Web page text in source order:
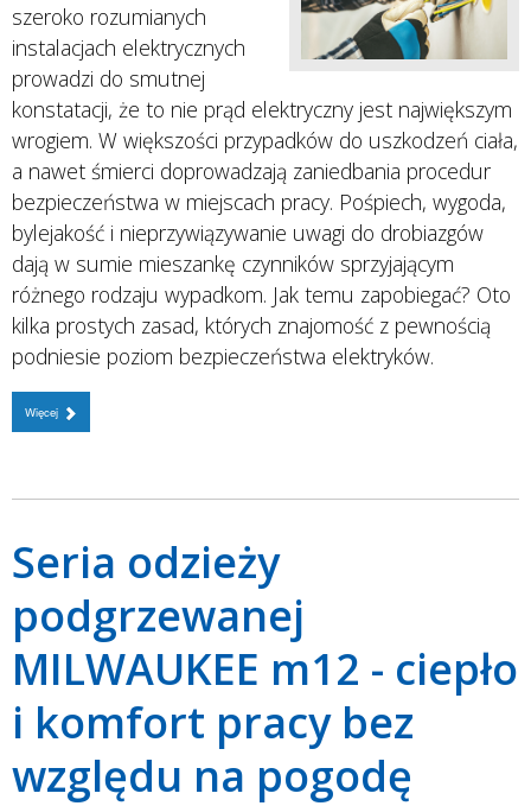
szeroko rozumianych
instalacjach elektrycznych
prowadzi do smutnej
konstatacji, że to nie prąd elektryczny jest największym
wrogiem. W większości przypadków do uszkodzeń ciała,
a nawet śmierci doprowadzają zaniedbania procedur
bezpieczeństwa w miejscach pracy. Pośpiech, wygoda,
bylejakość i nieprzywiązywanie uwagi do drobiazgów
dają w sumie mieszankę czynników sprzyjającym
różnego rodzaju wypadkom. Jak temu zapobiegać? Oto
kilka prostych zasad, których znajomość z pewnością
podniesie poziom bezpieczeństwa elektryków.
Więcej
Seria odzieży
podgrzewanej
MILWAUKEE m12 - ciepło
i komfort pracy bez
względu na pogodę